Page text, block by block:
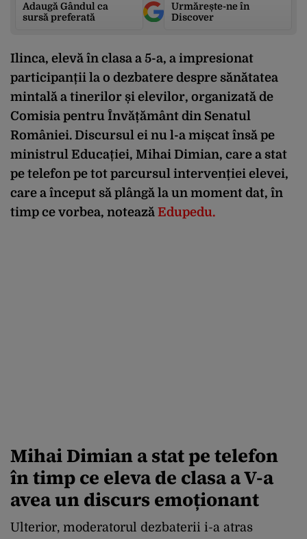
Adaugă Gândul ca
sursă preferată
Urmărește-ne în
Discover
Ilinca, elevă în clasa a 5-a, a impresionat
participanții la o dezbatere despre sănătatea
mintală a tinerilor și elevilor, organizată de
Comisia pentru Învățământ din Senatul
României. Discursul ei nu l-a mișcat însă pe
ministrul Educației, Mihai Dimian, care a stat
pe telefon pe tot parcursul intervenției elevei,
care a început să plângă la un moment dat, în
timp ce vorbea, notează Edupedu.
Mihai Dimian a stat pe telefon
în timp ce eleva de clasa a V-a
avea un discurs emoționant
Ulterior, moderatorul dezbaterii i-a atras